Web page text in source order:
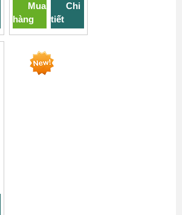
Mua
hàng
Chi
tiết